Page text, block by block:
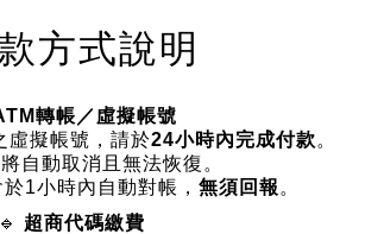
方式說明
轉帳／虛擬帳號
虛擬帳號，請於24小時內完成付款。
自動取消且無法恢復。
1小時內自動對帳， 無須回報 。
🔹 超商代碼繳費